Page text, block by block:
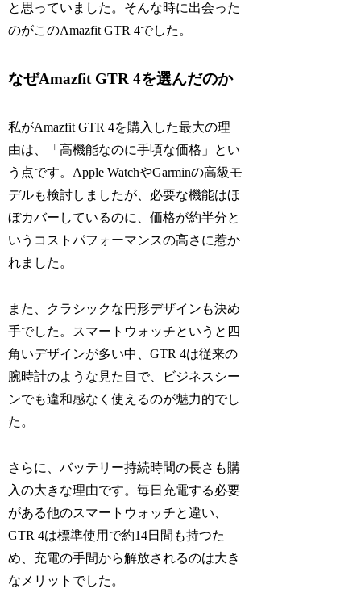
と思っていました。そんな時に出会った
のがこのAmazfit GTR 4でした。
なぜAmazfit GTR 4を選んだのか
私がAmazfit GTR 4を購入した最大の理
由は、「高機能なのに手頃な価格」とい
う点です。Apple WatchやGarminの高級モ
デルも検討しましたが、必要な機能はほ
ぼカバーしているのに、価格が約半分と
いうコストパフォーマンスの高さに惹か
れました。
また、クラシックな円形デザインも決め
手でした。スマートウォッチというと四
角いデザインが多い中、GTR 4は従来の
腕時計のような見た目で、ビジネスシー
ンでも違和感なく使えるのが魅力的でし
た。
さらに、バッテリー持続時間の長さも購
入の大きな理由です。毎日充電する必要
がある他のスマートウォッチと違い、
GTR 4は標準使用で約14日間も持つた
め、充電の手間から解放されるのは大き
なメリットでした。